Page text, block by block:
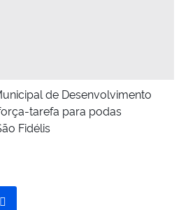
de Desenvolvimento
tarefa para podas
Fidélis